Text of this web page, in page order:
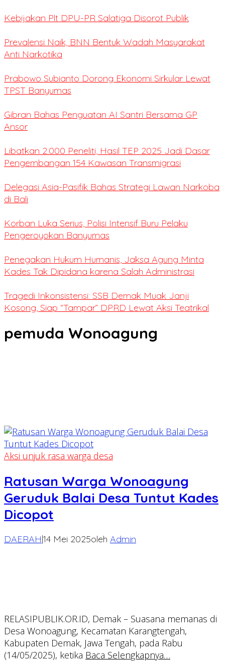
Kebijakan Plt DPU-PR Salatiga Disorot Publik
Prevalensi Naik, BNN Bentuk Wadah Masyarakat
Anti Narkotika
Prabowo Subianto Dorong Ekonomi Sirkular Lewat
TPST Banyumas
Gibran Bahas Penguatan AI Santri Bersama GP
Ansor
Libatkan 2.000 Peneliti, Hasil TEP 2025 Jadi Dasar
Pengembangan 154 Kawasan Transmigrasi
Delegasi Asia-Pasifik Bahas Strategi Lawan Narkoba
di Bali
Korban Luka Serius, Polisi Intensif Buru Pelaku
Pengeroyokan Banyumas
Penegakan Hukum Humanis, Jaksa Agung Minta
Kades Tak Dipidana karena Salah Administrasi
Tragedi Inkonsistensi: SSB Demak Muak Janji
Kosong, Siap “Tampar” DPRD Lewat Aksi Teatrikal
pemuda Wonoagung
Aksi unjuk rasa warga desa
Ratusan Warga Wonoagung
Geruduk Balai Desa Tuntut Kades
Dicopot
DAERAH|14 Mei 2025oleh Admin
RELASIPUBLIK.OR.ID, Demak – Suasana memanas di
Desa Wonoagung, Kecamatan Karangtengah,
Kabupaten Demak, Jawa Tengah, pada Rabu
(14/05/2025), ketika Baca Selengkapnya…